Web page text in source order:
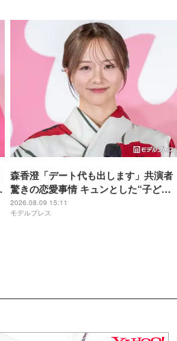
森香澄「デート代も出します」共演者
驚きの恋愛事情 キュンとした“子ども
扱い”エピソードも告白「ドキッとしま
すよね」
2026.08.09 15:11
モデルプレス